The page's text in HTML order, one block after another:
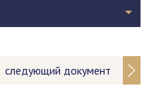
следующий документ